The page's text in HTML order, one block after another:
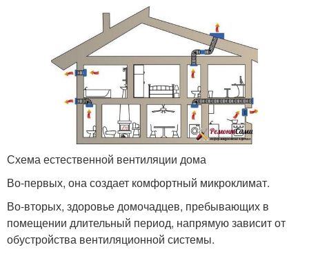
Схема естественной вентиляции дома
Во-первых, она создает комфортный микроклимат.
Во-вторых, здоровье домочадцев, пребывающих в
помещении длительный период, напрямую зависит от
обустройства вентиляционной системы.